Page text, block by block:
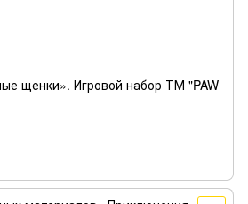
щенки». Игровой набор ТМ "PAW